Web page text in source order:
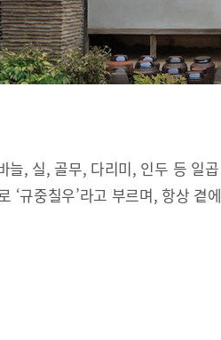
늘, 실, 골무, 다리미, 인두 등 일곱
‘규중칠우’라고 부르며, 항상 곁에